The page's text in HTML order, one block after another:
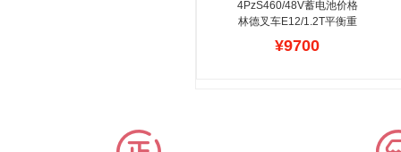
4PzS460/48V蓄电池价格
林德叉车E12/1.2T平衡重
四轮叉车蓄电池安装报价
林德电瓶叉车蓄电池适合
¥9700